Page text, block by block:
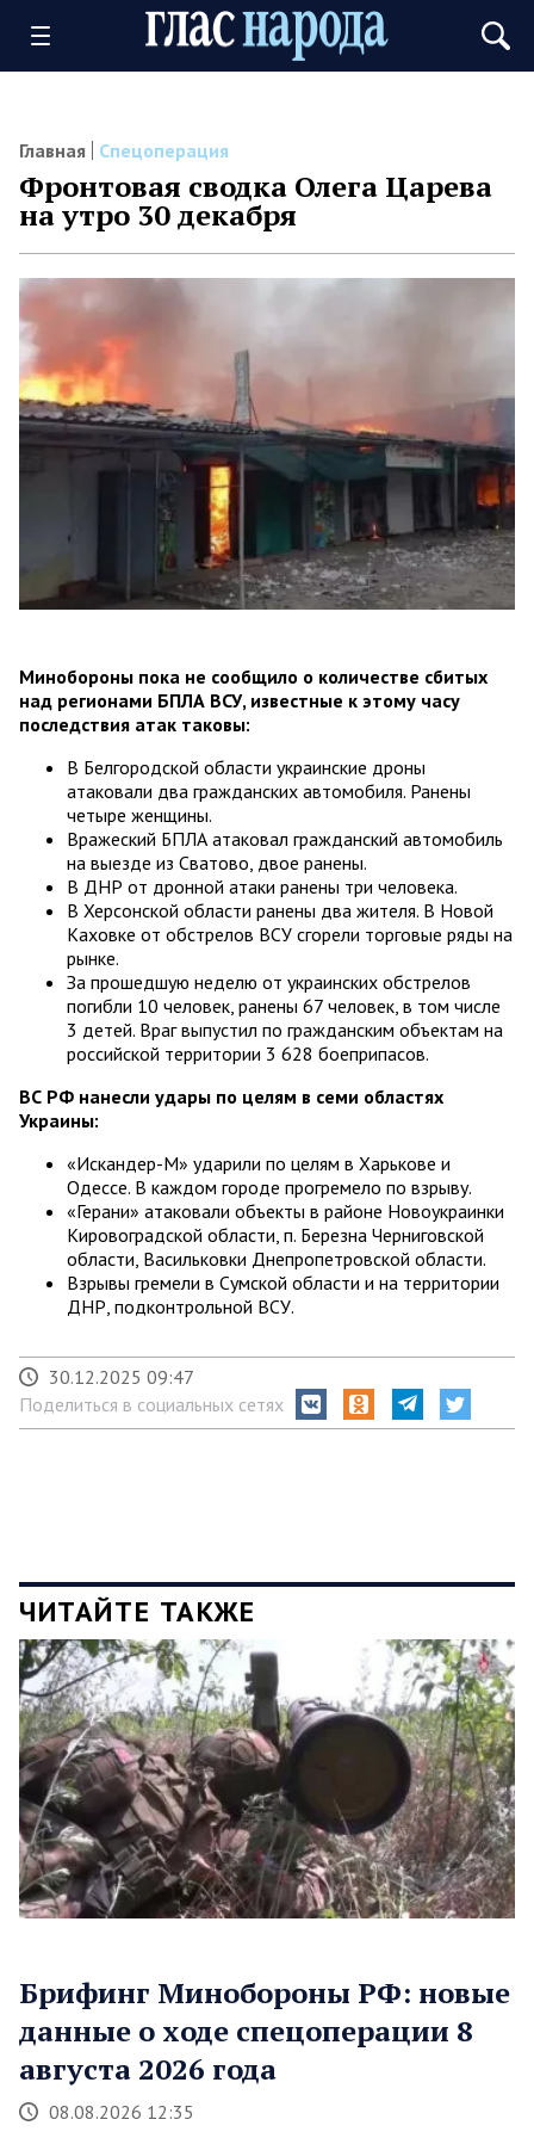
Главная Спецоперация
Фронтовая сводка Олега Царева
на утро 30 декабря
Минобороны пока не сообщило о количестве сбитых
над регионами БПЛА ВСУ, известные к этому часу
последствия атак таковы:
В Белгородской области украинские дроны
атаковали два гражданских автомобиля. Ранены
четыре женщины.
Вражеский БПЛА атаковал гражданский автомобиль
на выезде из Сватово, двое ранены.
В ДНР от дронной атаки ранены три человека.
В Херсонской области ранены два жителя. В Новой
Каховке от обстрелов ВСУ сгорели торговые ряды на
рынке.
За прошедшую неделю от украинских обстрелов
погибли 10 человек, ранены 67 человек, в том числе
3 детей. Враг выпустил по гражданским объектам на
российской территории 3 628 боеприпасов.
ВС РФ нанесли удары по целям в семи областях
Украины:
«Искандер-М» ударили по целям в Харькове и
Одессе. В каждом городе прогремело по взрыву.
«Герани» атаковали объекты в районе Новоукраинки
Кировоградской области, п. Березна Черниговской
области, Васильковки Днепропетровской области.
Взрывы гремели в Сумской области и на территории
ДНР, подконтрольной ВСУ.
30.12.2025 09:47
Поделиться в социальных сетях
ЧИТАЙТЕ ТАКЖЕ
Брифинг Минобороны РФ: новые
данные о ходе спецоперации 8
августа 2026 года
08.08.2026 12:35